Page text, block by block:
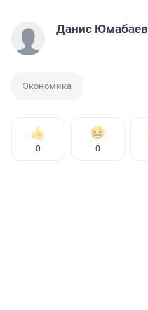
Данис Юмабаев
Экономика
0 0